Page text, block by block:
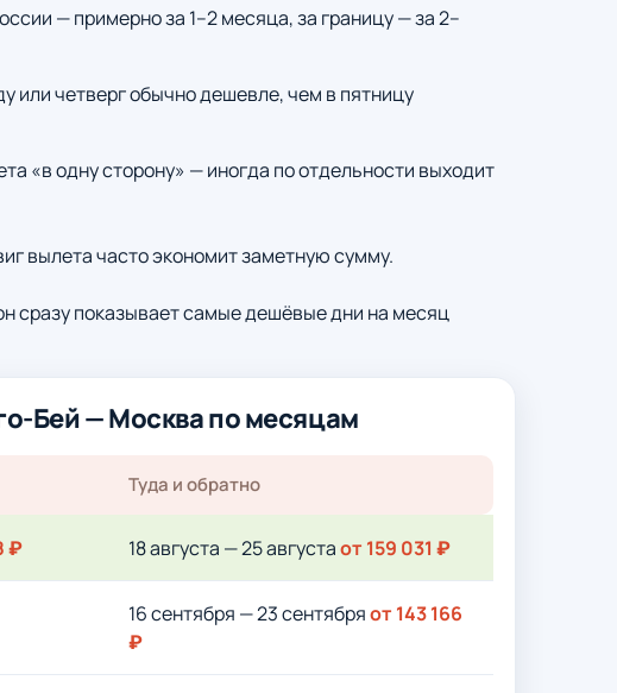
— примерно за 1–2 месяца, за границу — за 2–
или четверг обычно дешевле, чем в пятницу
«в одну сторону» — иногда по отдельности выходит
вылета часто экономит заметную сумму.
сразу показывает самые дешёвые дни на месяц
Бей — Москва по месяцам
Туда и обратно
₽ 18 августа — 25 августаот 159 031 ₽
16 сентября — 23 сентябряот 143 166
₽